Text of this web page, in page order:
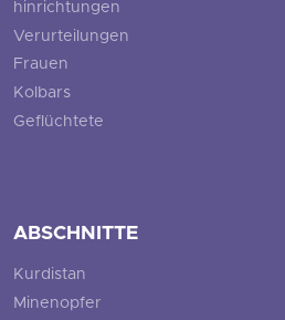
hinrichtungen
Verurteilungen
Frauen
Kolbars
Geflüchtete
ABSCHNITTE
Kurdistan
Minenopfer